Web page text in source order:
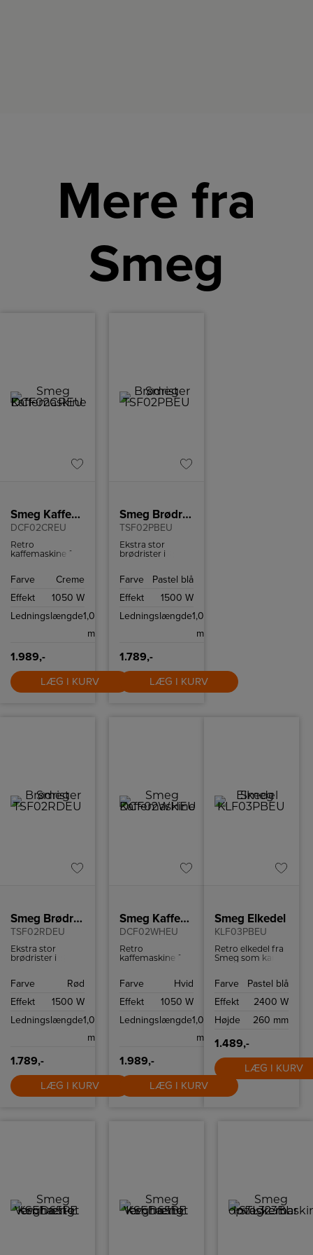
Mere fra
Smeg
Smeg Kaffemaskine
DCF02CREU
Retro
kaffemaskine fra
til 10 kopper
Farve
Creme
Effekt
1050 W
Ledningslængde1,0
m
1.989,-
LÆG I KURV
Smeg Brødrister
TSF02PBEU
Ekstra stor
brødrister i
med plads til 4
Brødristeren har
ristningsindstillinger
Farve
Pastel blå
Effekt
1500 W
Ledningslængde1,0
m
1.789,-
LÆG I KURV
Smeg Brødrister
TSF02RDEU
Ekstra stor
brødrister i
med plads til 4
Brødristeren har
ristningsindstillinger
Farve
Rød
Effekt
1500 W
Ledningslængde1,0
m
1.789,-
LÆG I KURV
Smeg Kaffemaskine
DCF02WHEU
Retro
kaffemaskine fra
til 10 kopper
Farve
Hvid
Effekt
1050 W
Ledningslængde1,0
m
1.989,-
LÆG I KURV
Smeg Elkedel
KLF03PBEU
Retro elkedel fra
Smeg som kan
tørkogningssikring
ved 100ºC.
Farve
Pastel blå
Effekt
2400 W
Højde
260 mm
1.489,-
LÆG I KURV